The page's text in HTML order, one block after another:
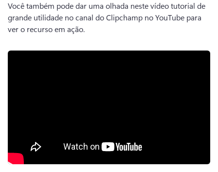
Você também pode dar uma olhada neste vídeo tutorial de
grande utilidade no canal do Clipchamp no YouTube para
ver o recurso em ação.